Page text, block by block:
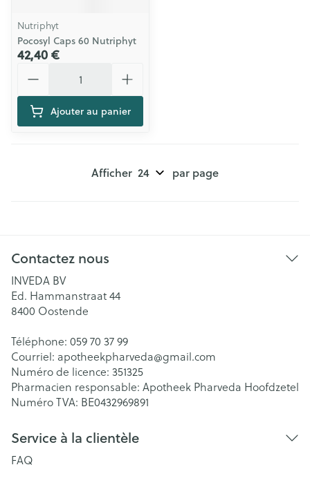
Nutriphyt
Pocosyl Caps 60 Nutriphyt
42,40 €
Ajouter au panier
Afficher par page
Contactez nous
INVEDA BV
Ed. Hammanstraat 44
8400 Oostende
Téléphone: 059 70 37 99
Courriel: apotheekpharveda@gmail.com
Numéro de licence: 351325
Pharmacien responsable: Apotheek Pharveda Hoofdzetel
Numéro TVA: BE0432969891
Service à la clientèle
FAQ